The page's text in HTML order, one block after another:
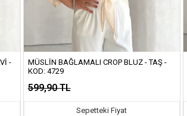
-
MÜSLIN BAĞLAMALI CROP BLUZ - TAŞ -
KOD: 4729
599,90 TL
Sepetteki Fiyat